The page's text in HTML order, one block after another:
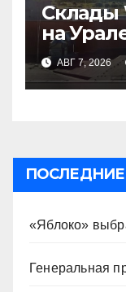
Склады
на
поАВГ 7, 2026
«Яблоко»
Генеральная